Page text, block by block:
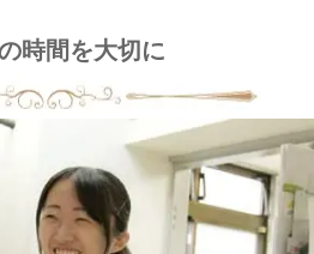
時間を大切に